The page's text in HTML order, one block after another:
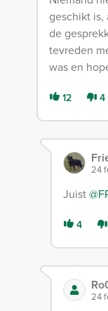
geschikt is,
de
tevreden
was en
12 4
24
Juist
4
24